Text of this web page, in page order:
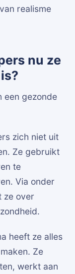
realisme
nu ze
een gezonde
zich niet uit
Ze gebruikt
te
Via onder
ze over
heeft ze alles
Ze
werkt aan